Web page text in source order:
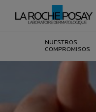
NUESTROS
COMPROMISOS